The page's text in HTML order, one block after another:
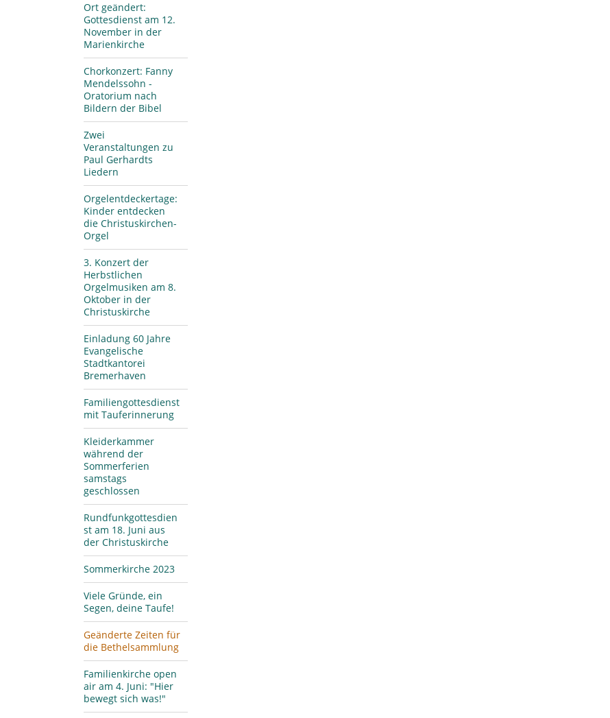
Ort geändert:
Gottesdienst am 12.
November in der
Marienkirche
Chorkonzert: Fanny
Mendelssohn -
Oratorium nach
Bildern der Bibel
Zwei
Veranstaltungen zu
Paul Gerhardts
Liedern
Orgelentdeckertage:
Kinder entdecken
die Christuskirchen-
Orgel
3. Konzert der
Herbstlichen
Orgelmusiken am 8.
Oktober in der
Christuskirche
Einladung 60 Jahre
Evangelische
Stadtkantorei
Bremerhaven
Familiengottesdienst
mit Tauferinnerung
Kleiderkammer
während der
Sommerferien
samstags
geschlossen
Rundfunkgottesdien
st am 18. Juni aus
der Christuskirche
Sommerkirche 2023
Viele Gründe, ein
Segen, deine Taufe!
Geänderte Zeiten für
die Bethelsammlung
Familienkirche open
air am 4. Juni: "Hier
bewegt sich was!"